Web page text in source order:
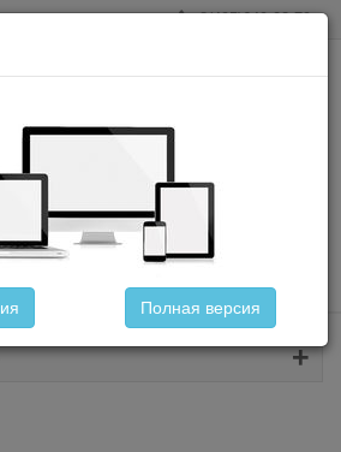
8(495)649-02-79
КОРЗИНА
Полная версия